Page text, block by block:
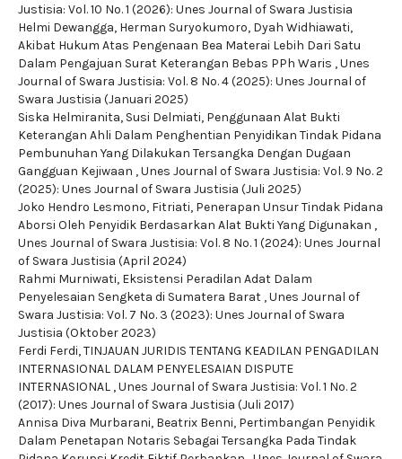
Justisia: Vol. 10 No. 1 (2026): Unes Journal of Swara Justisia
Helmi Dewangga, Herman Suryokumoro, Dyah Widhiawati,
Akibat Hukum Atas Pengenaan Bea Materai Lebih Dari Satu
Dalam Pengajuan Surat Keterangan Bebas PPh Waris ,Unes
Journal of Swara Justisia: Vol. 8 No. 4 (2025): Unes Journal of
Swara Justisia (Januari 2025)
Siska Helmiranita, Susi Delmiati, Penggunaan Alat Bukti
Keterangan Ahli Dalam Penghentian Penyidikan Tindak Pidana
Pembunuhan Yang Dilakukan Tersangka Dengan Dugaan
Gangguan Kejiwaan ,Unes Journal of Swara Justisia: Vol. 9 No. 2
(2025): Unes Journal of Swara Justisia (Juli 2025)
Joko Hendro Lesmono, Fitriati, Penerapan Unsur Tindak Pidana
Aborsi Oleh Penyidik Berdasarkan Alat Bukti Yang Digunakan ,
Unes Journal of Swara Justisia: Vol. 8 No. 1 (2024): Unes Journal
of Swara Justisia (April 2024)
Rahmi Murniwati, Eksistensi Peradilan Adat Dalam
Penyelesaian Sengketa di Sumatera Barat ,Unes Journal of
Swara Justisia: Vol. 7 No. 3 (2023): Unes Journal of Swara
Justisia (Oktober 2023)
Ferdi Ferdi,TINJAUAN JURIDIS TENTANG KEADILAN PENGADILAN
INTERNASIONAL DALAM PENYELESAIAN DISPUTE
INTERNASIONAL ,Unes Journal of Swara Justisia: Vol. 1 No. 2
(2017): Unes Journal of Swara Justisia (Juli 2017)
Annisa Diva Murbarani, Beatrix Benni, Pertimbangan Penyidik
Dalam Penetapan Notaris Sebagai Tersangka Pada Tindak